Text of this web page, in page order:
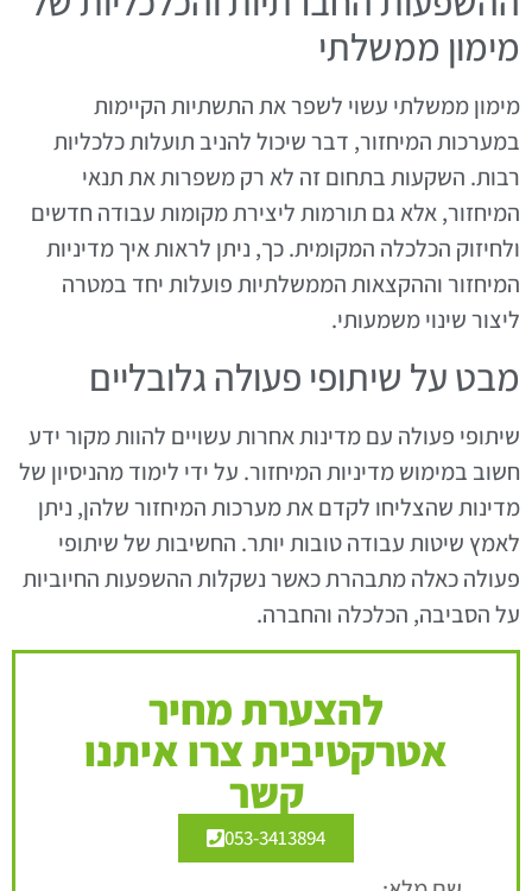
מימון ממשלתי
מימון ממשלתי עשוי לשפר את התשתיות הקיימות
במערכות המיחזור, דבר שיכול להניב תועלות כלכליות
רבות. השקעות בתחום זה לא רק משפרות את תנאי
המיחזור, אלא גם תורמות ליצירת מקומות עבודה חדשים
ולחיזוק הכלכלה המקומית. כך, ניתן לראות איך מדיניות
המיחזור וההקצאות הממשלתיות פועלות יחד במטרה
ליצור שינוי משמעותי.
מבט על שיתופי פעולה גלובליים
שיתופי פעולה עם מדינות אחרות עשויים להוות מקור ידע
חשוב במימוש מדיניות המיחזור. על ידי לימוד מהניסיון של
מדינות שהצליחו לקדם את מערכות המיחזור שלהן, ניתן
לאמץ שיטות עבודה טובות יותר. החשיבות של שיתופי
פעולה כאלה מתבהרת כאשר נשקלות ההשפעות החיוביות
על הסביבה, הכלכלה והחברה.
להצערת מחיר
אטרקטיבית צרו איתנו
קשר
053-3413894